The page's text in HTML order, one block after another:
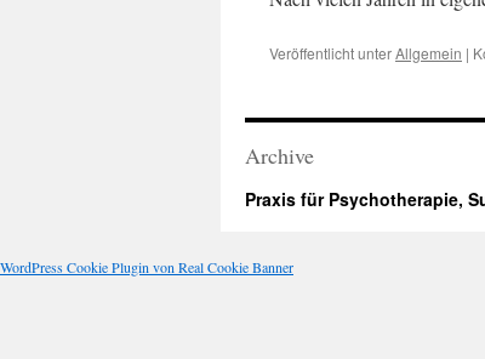
Veröffentlicht unterAllgemein |
Archive
Praxis für Psychotherapie,
WordPress Cookie Plugin von Real Cookie Banner